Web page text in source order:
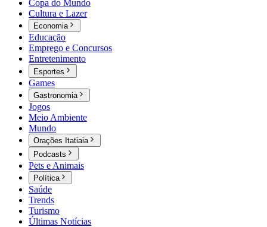
Copa do Mundo
Cultura e Lazer
Economia
Educação
Emprego e Concursos
Entretenimento
Esportes
Games
Gastronomia
Jogos
Meio Ambiente
Mundo
Orações Itatiaia
Podcasts
Pets e Animais
Política
Saúde
Trends
Turismo
Últimas Notícias